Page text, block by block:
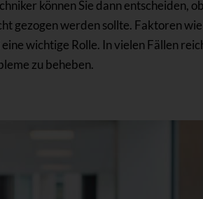
können Sie dann entscheiden,
gezogen werden sollte. Faktoren
wichtige Rolle. In vielen Fällen
zu beheben.